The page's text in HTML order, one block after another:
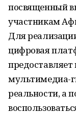
посвященный
участникам
Для
цифровая
предоставляет
мультимедиа-
реальности, а